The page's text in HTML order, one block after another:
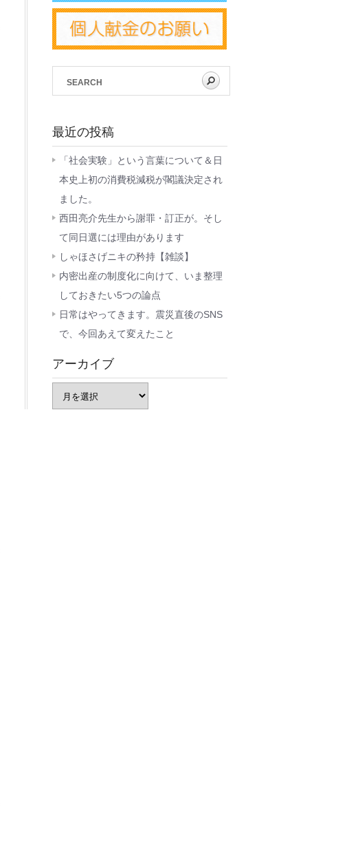
最近の投稿
「社会実験」という言葉について＆日
本史上初の消費税減税が閣議決定され
ました。
西田亮介先生から謝罪・訂正が。そし
て同日選には理由があります
しゃほさげニキの矜持【雑談】
内密出産の制度化に向けて、いま整理
しておきたい5つの論点
日常はやってきます。震災直後のSNS
で、今回あえて変えたこと
アーカイブ